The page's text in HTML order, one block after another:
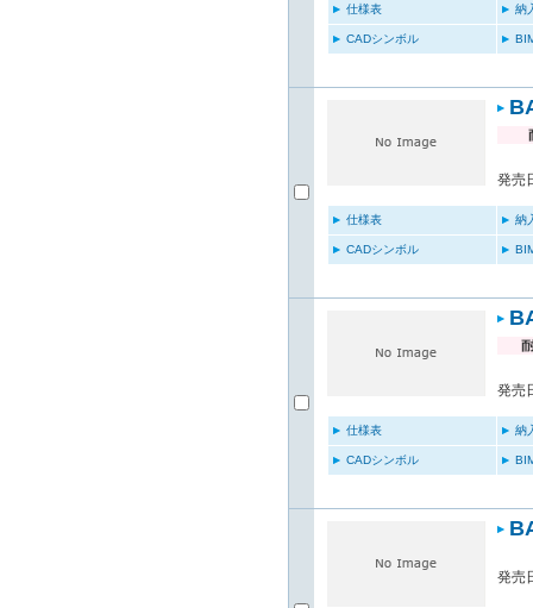
仕様表 納
CADシンボル
発売
仕様表 納
CADシンボル
発売
仕様表 納
CADシンボル
発売